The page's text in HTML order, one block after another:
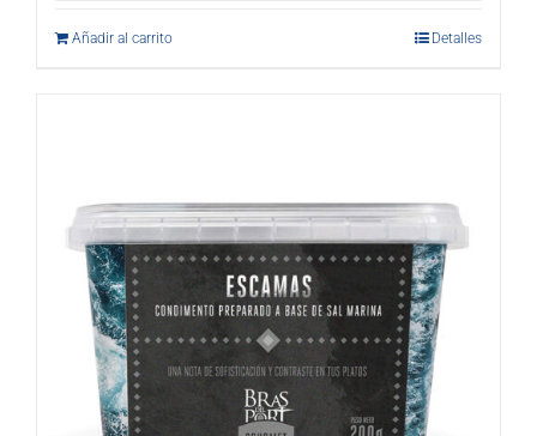
Añadir al carrito Detalles